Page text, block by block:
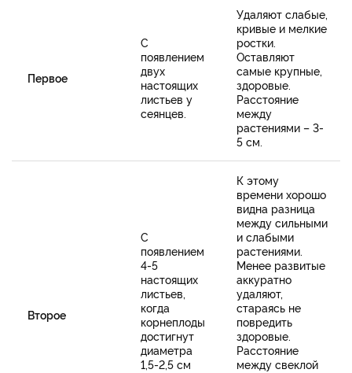
Первое
С
появлением
двух
настоящих
листьев у
сеянцев.
Удаляют слабые,
кривые и мелкие
ростки.
Оставляют
самые крупные,
здоровые.
Расстояние
между
растениями – 3-
5 см.
Второе
С
появлением
4-5
настоящих
листьев,
когда
корнеплоды
достигнут
диаметра
1,5-2,5 см
К этому
времени хорошо
видна разница
между сильными
и слабыми
растениями.
Менее развитые
аккуратно
удаляют,
стараясь не
повредить
здоровые.
Расстояние
между свеклой